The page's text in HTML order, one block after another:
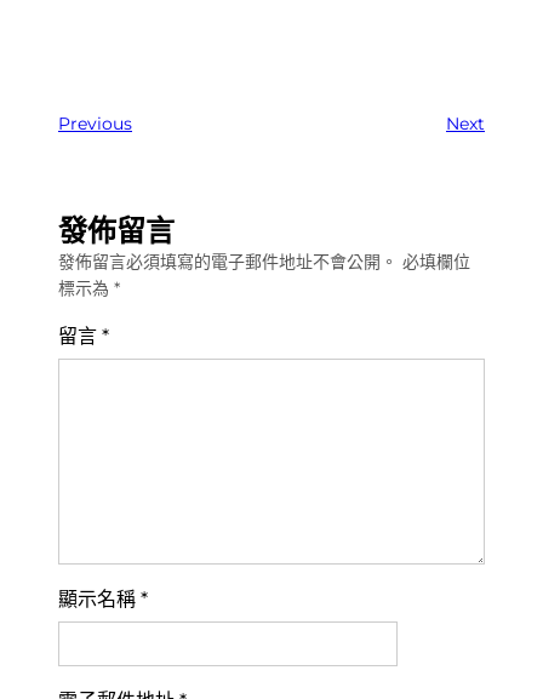
Previous Next
發佈留言
發佈留言必須填寫的電子郵件地址不會公開。 必填欄位
標示為 *
留言 *
顯示名稱 *